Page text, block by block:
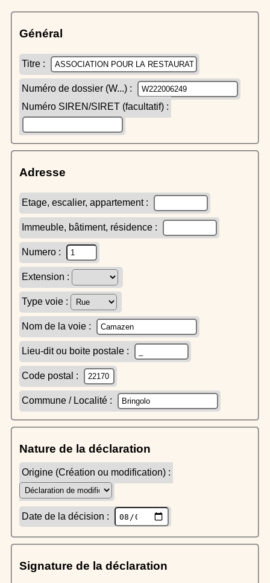
Général
Titre :
Numéro de dossier (W...) :
Numéro SIREN/SIRET (facultatif) :
Adresse
Etage, escalier, appartement :
Immeuble, bâtiment, résidence :
Numero :
Extension :
Type voie :
Nom de la voie :
Lieu-dit ou boite postale :
Code postal :
Commune / Localité :
Nature de la déclaration
Origine (Création ou modification) :
Date de la décision :
Signature de la déclaration